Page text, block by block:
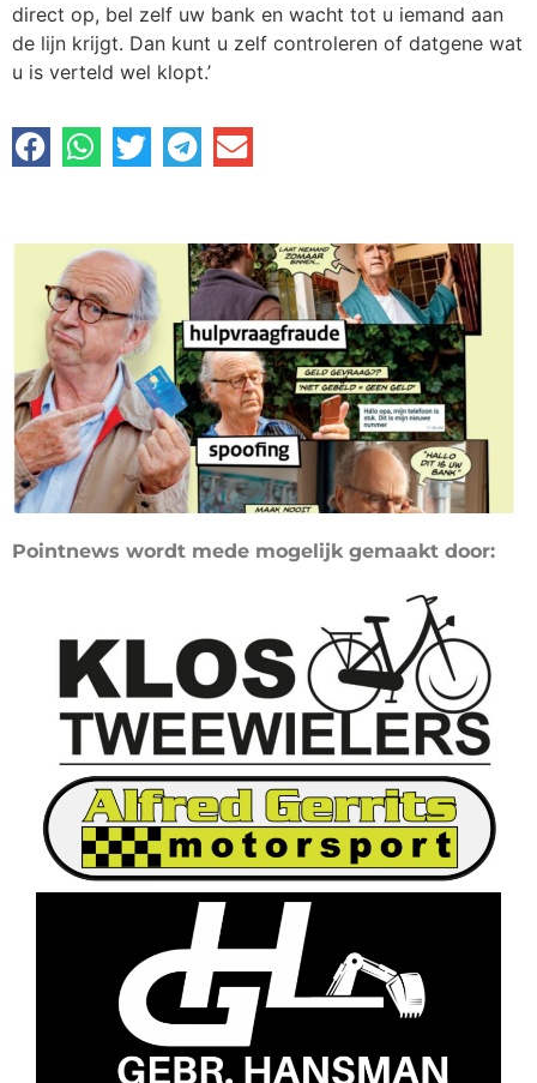
direct op, bel zelf uw bank en wacht tot u iemand aan
de lijn krijgt. Dan kunt u zelf controleren of datgene wat
u is verteld wel klopt.’
Pointnews wordt mede mogelijk gemaakt door: